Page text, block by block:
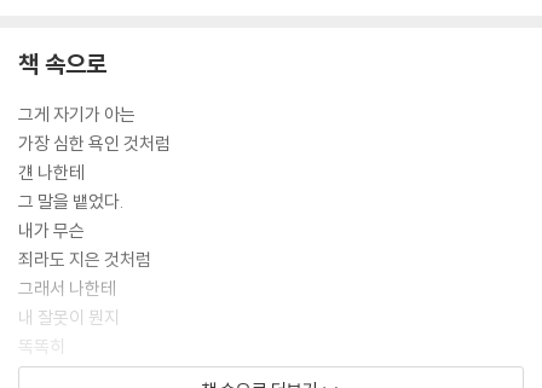
책 속으로
그게 자기가 아는
가장 심한 욕인 것처럼
걘 나한테
그 말을 뱉었다.
내가 무슨
죄라도 지은 것처럼
그래서 나한테
내 잘못이 뭔지
똑똑히
알려 주겠다는 것처럼.